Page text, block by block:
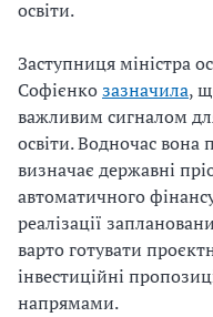
освіти.
Заступниця міністра
Софієнкозазначила,
важливим сигналом
освіти. Водночас
визначає державні
автоматичного
реалізації
варто готувати
інвестиційні
напрямами.